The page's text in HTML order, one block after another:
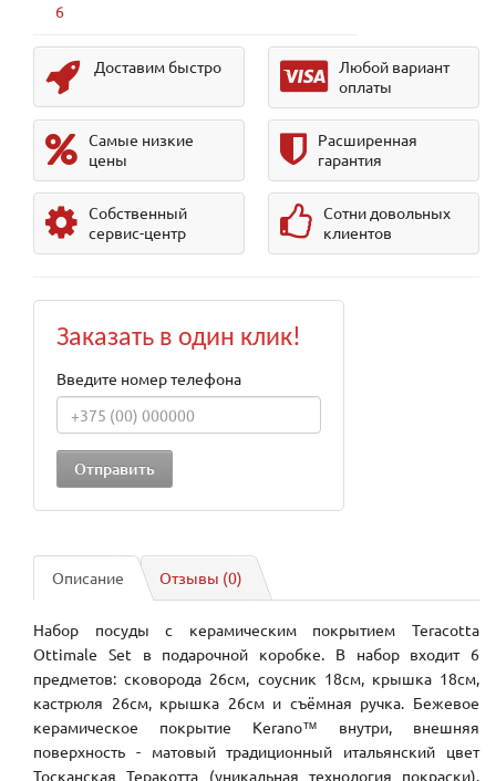
6
Доставим быстро
Любой вариант
оплаты
Самые низкие
цены
Расширенная
гарантия
Собственный
сервис-центр
Сотни довольных
клиентов
Заказать в один клик!
Введите номер телефона
Описание Отзывы (0)
Набор посуды с керамическим покрытием Teracotta
Ottimale Set в подарочной коробке. В набор входит 6
предметов: сковорода 26см, соусник 18см, крышка 18см,
кастрюля 26см, крышка 26см и съёмная ручка. Бежевое
керамическое покрытие Kerano™ внутри, внешняя
поверхность - матовый традиционный итальянский цвет
Тосканская Теракотта (уникальная технология покраски).